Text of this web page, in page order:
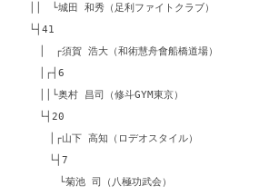
││ └城田 和秀（足利ファイトクラブ）
└┤41
│ ┌須賀 浩大（和術慧舟會船橋道場）
│┌┤6
││└奥村 昌司（修斗GYM東京）
└┤20
│┌山下 高知（ロデオスタイル）
└┤7
└菊池 司（八極功武会）